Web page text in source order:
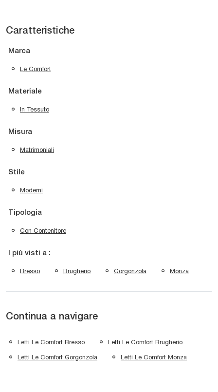
Caratteristiche
Marca
Le Comfort
Materiale
In Tessuto
Misura
Matrimoniali
Stile
Moderni
Tipologia
Con Contenitore
I più visti a :
Bresso Brugherio Gorgonzola Monza
Continua a navigare
Letti Le Comfort Bresso Letti Le Comfort Brugherio
Letti Le Comfort Gorgonzola Letti Le Comfort Monza